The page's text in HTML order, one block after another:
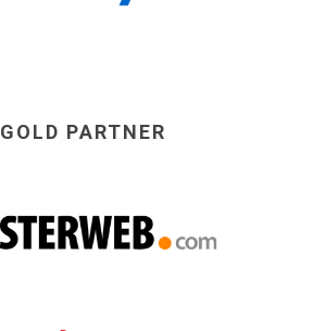
GOLD PARTNER